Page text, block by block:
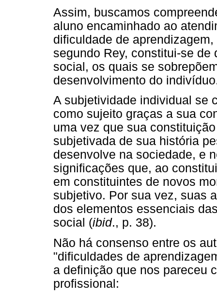
Assim, buscamos
aluno encaminhado ao
dificuldade de
segundo Rey, constitui-se
social, os quais se
desenvolvimento do
A subjetividade individual se
como sujeito graças a sua
uma vez que sua
subjetivada de sua história
desenvolve na sociedade, e
significações que, ao
em constituintes de novos
subjetivo. Por sua vez, suas
dos elementos essenciais
social (ibid., p. 38).
Não há consenso entre os
"dificuldades de
a definição que nos pareceu
profissional: